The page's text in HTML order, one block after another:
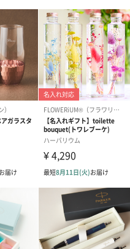
す。
グリーティング）
々なシーンのメッセージカ